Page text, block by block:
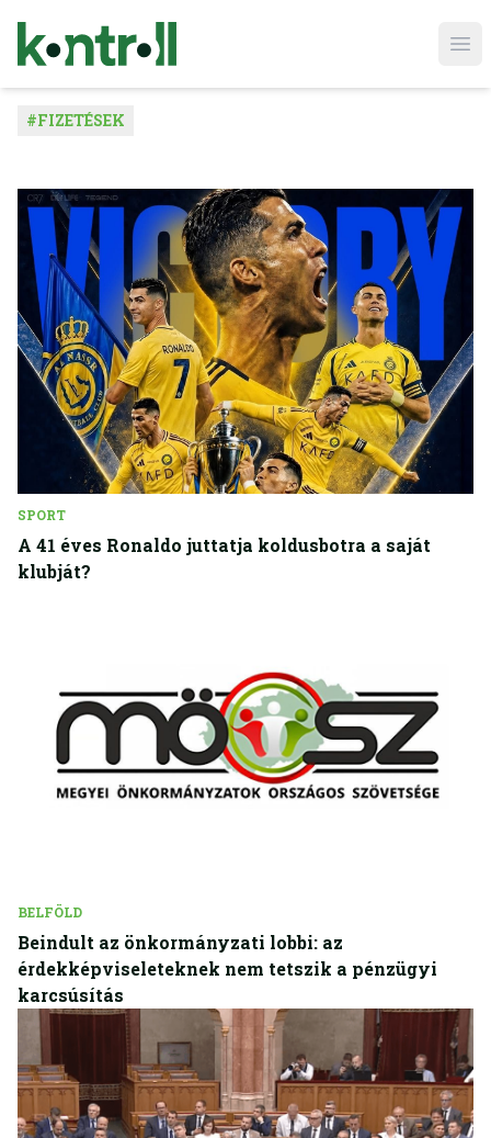
#FIZETÉSEK
SPORT
A 41 éves Ronaldo juttatja koldusbotra a saját
klubját?
BELFÖLD
Beindult az önkormányzati lobbi: az
érdekképviseleteknek nem tetszik a pénzügyi
karcsúsítás